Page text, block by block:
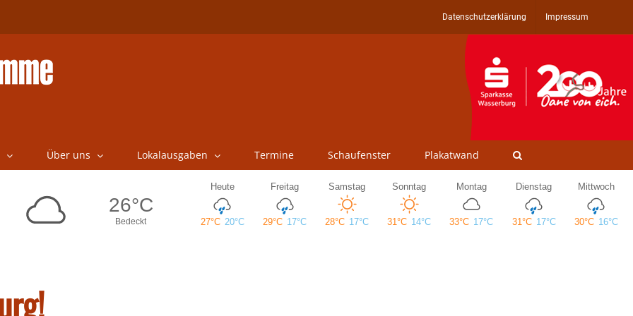
Datenschutzerklärung Impressum
Über uns Lokalausgaben Termine Schaufenster Plakatwand